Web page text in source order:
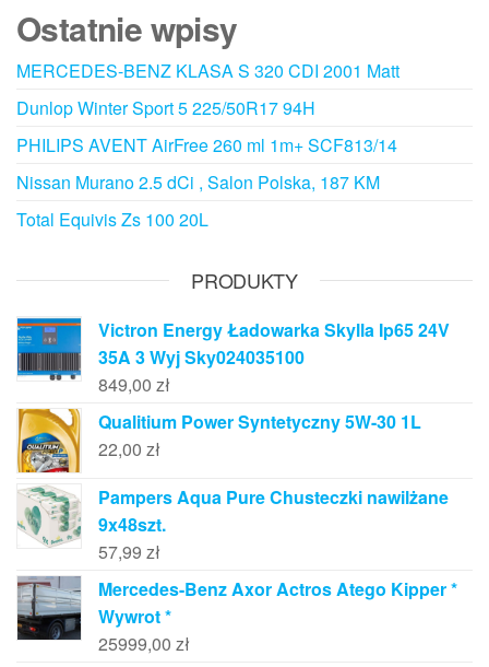
Ostatnie wpisy
MERCEDES-BENZ KLASA S 320 CDI 2001 Matt
Dunlop Winter Sport 5 225/50R17 94H
PHILIPS AVENT AirFree 260 ml 1m+ SCF813/14
Nissan Murano 2.5 dCi , Salon Polska, 187 KM
Total Equivis Zs 100 20L
PRODUKTY
Victron Energy Ładowarka Skylla Ip65 24V
35A 3 Wyj Sky024035100
849,00 zł
Qualitium Power Syntetyczny 5W-30 1L
22,00 zł
Pampers Aqua Pure Chusteczki nawilżane
9x48szt.
57,99 zł
Mercedes-Benz Axor Actros Atego Kipper *
Wywrot *
25999,00 zł